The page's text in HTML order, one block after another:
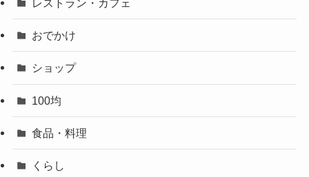
レストラン・カフェ
おでかけ
ショップ
100均
食品・料理
くらし